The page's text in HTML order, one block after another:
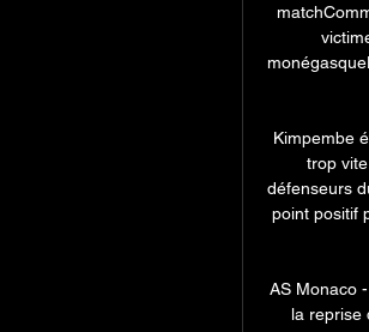
Kimpembe
trop
défenseurs
point positif
AS Monaco
la reprise